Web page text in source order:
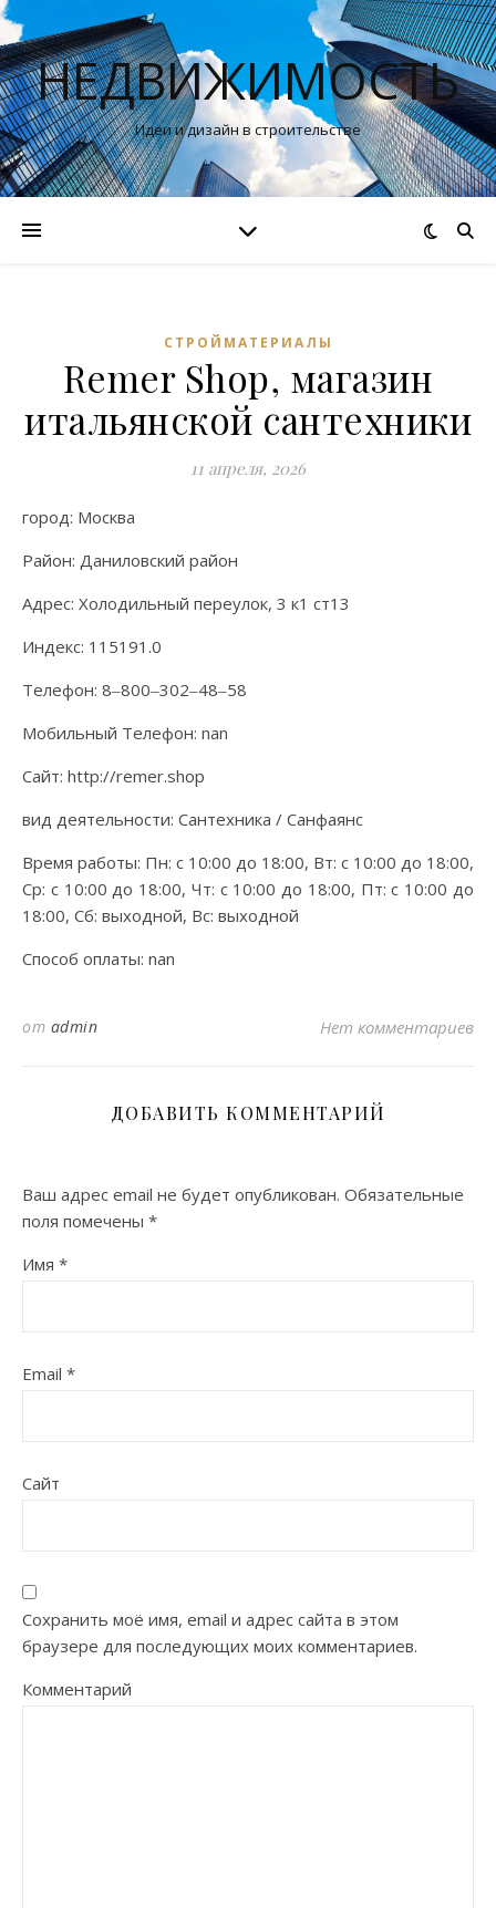
НЕДВИЖИМОСТЬ
Идеи и дизайн в строительстве
СТРОЙМАТЕРИАЛЫ
Remer Shop, магазин
итальянской сантехники
11 апреля, 2026
город: Москва
Район: Даниловский район
Адрес: Холодильный переулок, 3 к1 ст13
Индекс: 115191.0
Телефон: 8‒800‒302‒48‒58
Мобильный Телефон: nan
Сайт: http://remer.shop
вид деятельности: Сантехника / Санфаянс
Время работы: Пн: с 10:00 до 18:00, Вт: с 10:00 до 18:00,
Ср: с 10:00 до 18:00, Чт: с 10:00 до 18:00, Пт: с 10:00 до
18:00, Сб: выходной, Вс: выходной
Способ оплаты: nan
от admin Нет комментариев
ДОБАВИТЬ КОММЕНТАРИЙ
Ваш адрес email не будет опубликован. Обязательные
поля помечены *
Имя *
Email *
Сайт
Сохранить моё имя, email и адрес сайта в этом
браузере для последующих моих комментариев.
Комментарий